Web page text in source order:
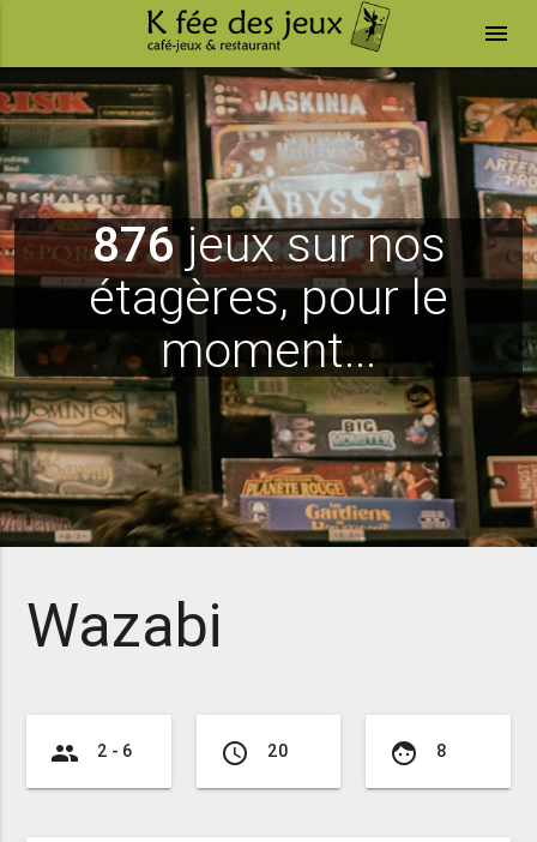
menu
876jeux sur nos
étagères, pour le
moment...
Wazabi
group 2 - 6 access_time 20 face 8